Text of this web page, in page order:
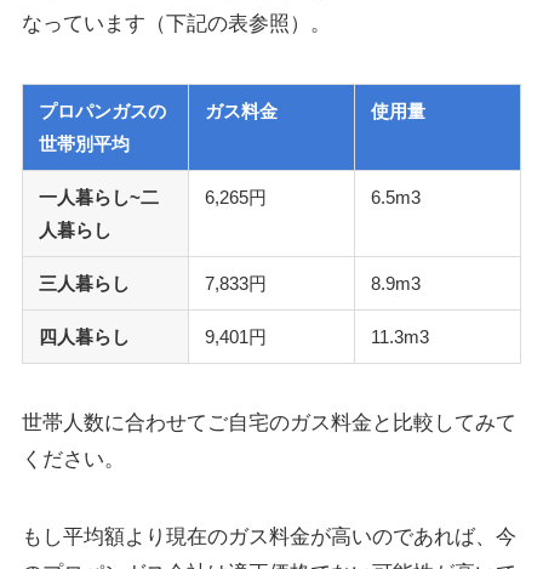
なっています（下記の表参照）。
プロパンガスの
世帯別平均
ガス料金 使用量
一人暮らし~二
人暮らし
6,265円 6.5m3
三人暮らし 7,833円 8.9m3
四人暮らし 9,401円 11.3m3
世帯人数に合わせてご自宅のガス料金と比較してみて
ください。
もし平均額より現在のガス料金が高いのであれば、今